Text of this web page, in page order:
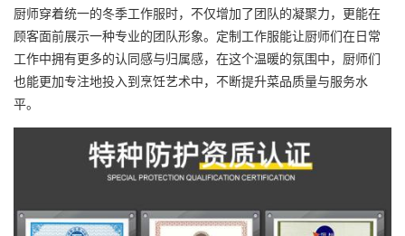
厨师穿着统一的冬季工作服时，不仅增加了团队的凝聚力，更能在
顾客面前展示一种专业的团队形象。定制工作服能让厨师们在日常
工作中拥有更多的认同感与归属感，在这个温暖的氛围中，厨师们
也能更加专注地投入到烹饪艺术中，不断提升菜品质量与服务水
平。